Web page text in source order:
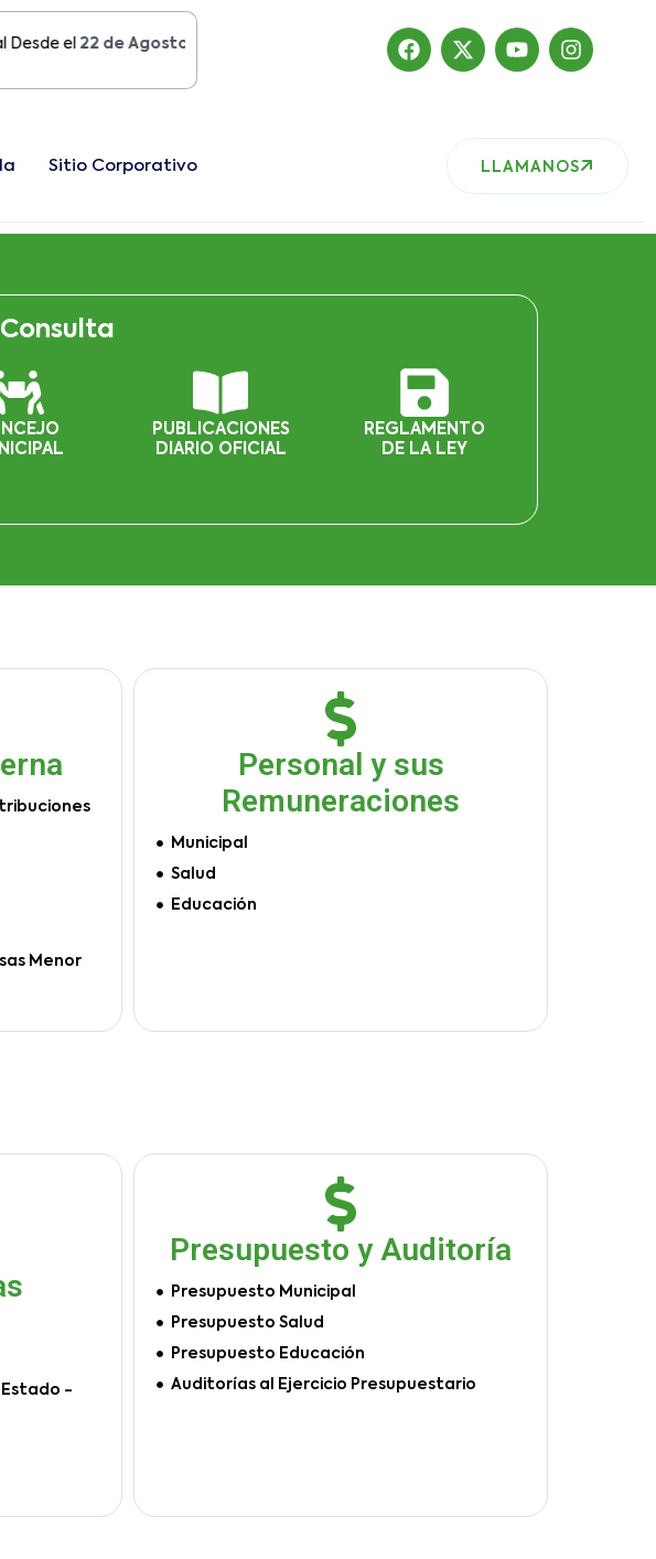
el22 de Agosto del 2019 , nuestro sitio ha migrado
Sitio Corporativo LLAMANOS
PUBLICACIONES
DIARIO OFICIAL
REGLAMENTO
DE LA LEY
Menor
Personal y sus
Remuneraciones
Municipal
Salud
Educación
-
Presupuesto y Auditoría
Presupuesto Municipal
Presupuesto Salud
Presupuesto Educación
Auditorías al Ejercicio Presupuestario